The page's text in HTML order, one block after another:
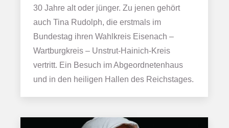
30 Jahre alt oder jünger. Zu jenen gehört
auch Tina Rudolph, die erstmals im
Bundestag ihren Wahlkreis Eisenach –
Wartburgkreis – Unstrut-Hainich-Kreis
vertritt. Ein Besuch im Abgeordnetenhaus
und in den heiligen Hallen des Reichstages.